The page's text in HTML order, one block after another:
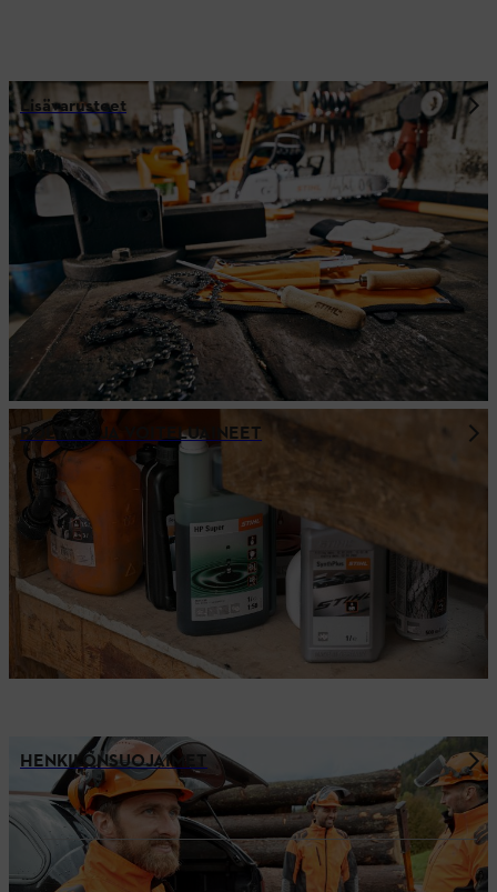
Lisävarusteet
POLTTO- JA VOITELUAINEET
HENKILÖNSUOJAIMET